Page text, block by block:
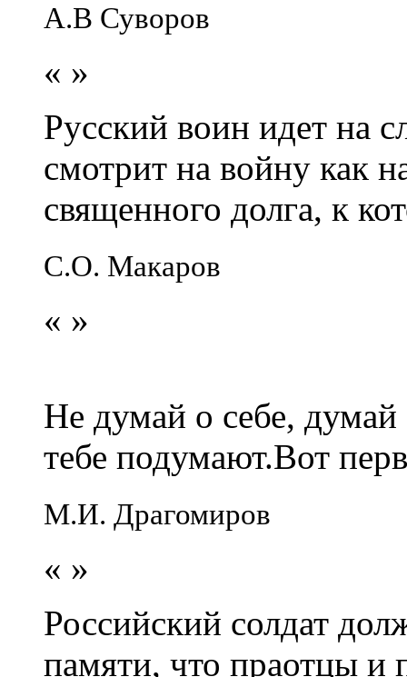
А.В Суворов
« »
Русский воин идет на
смотрит на войну как
священного долга, к
С.О. Макаров
« »
Не думай о себе,
тебе подумают.Вот
М.И. Драгомиров
« »
Российский солдат
памяти, что праотцы и